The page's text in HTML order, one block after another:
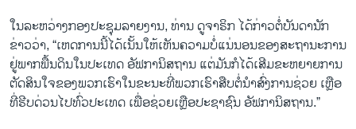
ໃນລະຫວ່າງກອງປະຊຸມລາຍງານ, ທ່ານ ດູຈາຣິກ ໄດ້ກ່າວຕໍ່ບັນດານັກ
ຂ່າວວ່າ, “ເຫດການນີ້ໄດ້ເນັ້ນໃຫ້ເຫັນຄວາມບໍ່ແນ່ນອນຂອງສະຖານະການ
ຢູ່ພາກພື້ນດິນໃນປະເທດ ອັຟການິສຖານ ແຕ່ມັນກໍໄດ້ເສີມຂະຫຍາຍການ
ຕັດສິນໃຈຂອງພວກເຮົາໃນຂະນະທີ່ພວກເຮົາສືບຕໍ່ນຳສົ່ງການຊ່ວຍ ເຫຼືອ
ທີ່ຮີບດ່ວນໄປທົ່ວປະເທດ ເພື່ອຊ່ວຍເຫຼືອປະຊາຊົນ ອັຟການິສຖານ.”